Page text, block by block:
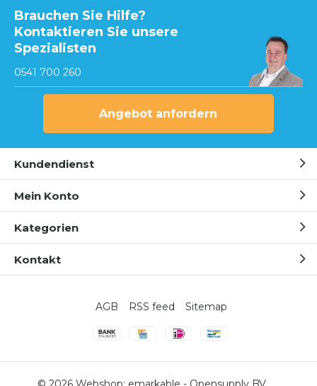
Brauchen Sie Hilfe?
Kontaktieren Sie unsere
Spezialisten
0541 700 260
Angebot anfordern
Kundendienst
Mein Konto
Kategorien
Kontakt
AGB RSS feed Sitemap